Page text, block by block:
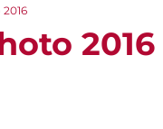
2016